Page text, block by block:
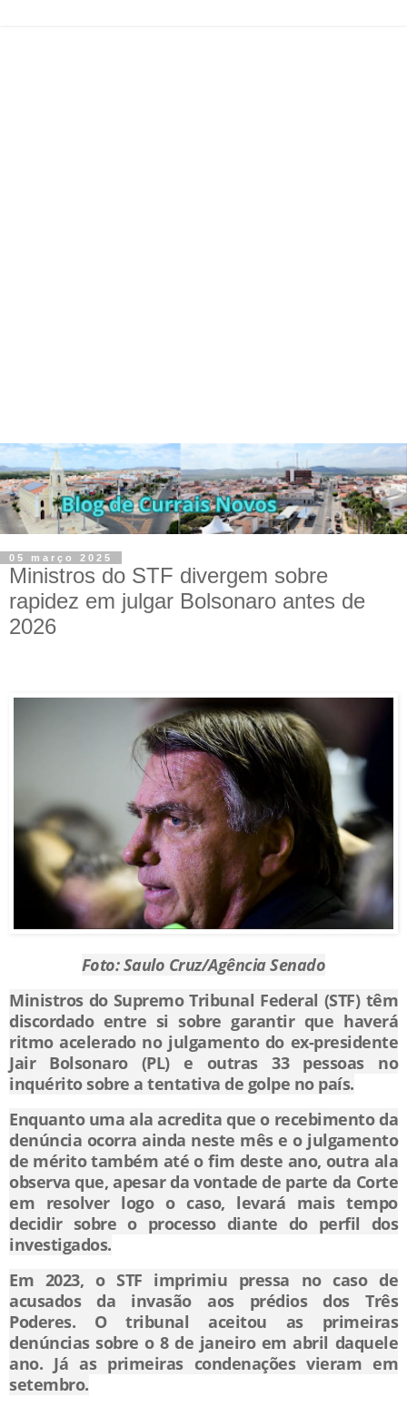
05 março 2025
Ministros do STF divergem sobre
rapidez em julgar Bolsonaro antes de
2026
Foto: Saulo Cruz/Agência Senado
Ministros do Supremo Tribunal Federal (STF) têm
discordado entre si sobre garantir que haverá
ritmo acelerado no julgamento do ex-presidente
Jair Bolsonaro (PL) e outras 33 pessoas no
inquérito sobre a tentativa de golpe no país.
Enquanto uma ala acredita que o recebimento da
denúncia ocorra ainda neste mês e o julgamento
de mérito também até o fim deste ano, outra ala
observa que, apesar da vontade de parte da Corte
em resolver logo o caso, levará mais tempo
decidir sobre o processo diante do perfil dos
investigados.
Em 2023, o STF imprimiu pressa no caso de
acusados da invasão aos prédios dos Três
Poderes. O tribunal aceitou as primeiras
denúncias sobre o 8 de janeiro em abril daquele
ano. Já as primeiras condenações vieram em
setembro.